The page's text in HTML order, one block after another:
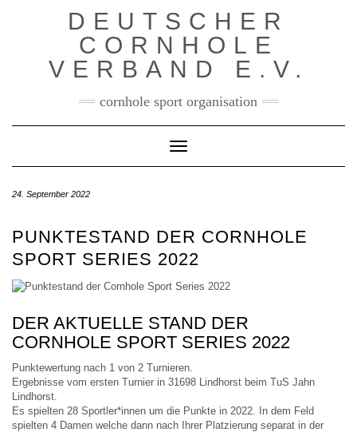
DEUTSCHER
CORNHOLE
VERBAND E.V.
cornhole sport organisation
Toggle Navigation
24. September 2022
PUNKTESTAND DER CORNHOLE
SPORT SERIES 2022
DER AKTUELLE STAND DER
CORNHOLE SPORT SERIES 2022
Punktewertung nach 1 von 2 Turnieren.
Ergebnisse vom ersten Turnier in 31698 Lindhorst beim TuS Jahn
Lindhorst.
Es spielten 28 Sportler*innen um die Punkte in 2022. In dem Feld
spielten 4 Damen welche dann nach Ihrer Platzierung separat in der